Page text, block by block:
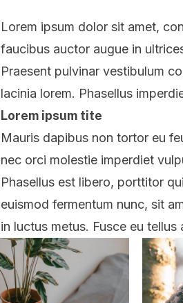
Lorem ipsum dolor sit amet,
faucibus auctor augue in
Praesent pulvinar vestibulum
lacinia lorem. Phasellus
Lorem ipsum tite
Mauris dapibus non tortor eu
nec orci molestie imperdiet
Phasellus est libero, porttitor
euismod fermentum nunc, sit
in luctus metus. Fusce eu tellus